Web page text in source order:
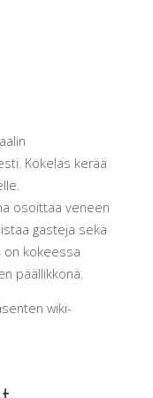
Kokelas kerää
osoittaa veneen
gasteja sekä
on kokeessa
päällikkönä.
wiki-